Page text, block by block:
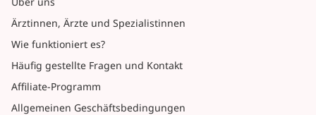
Ärztinnen, Ärzte und Spezialistinnen
Wie funktioniert es?
Häufig gestellte Fragen und Kontakt
Affiliate-Programm
Allgemeinen Geschäftsbedingungen